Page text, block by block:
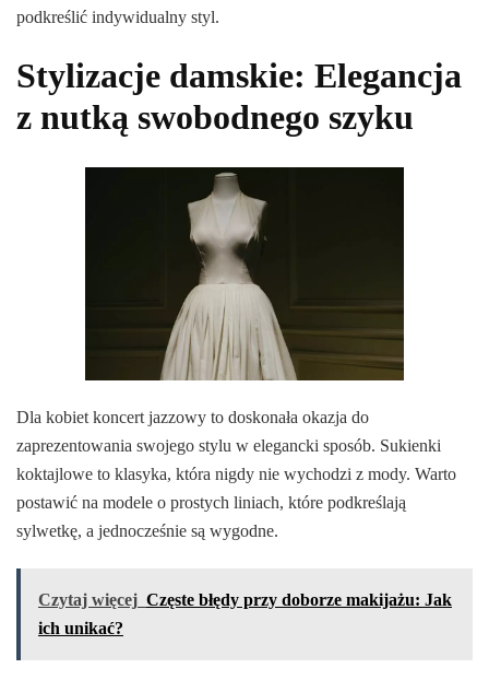
podkreślić indywidualny styl.
Stylizacje damskie: Elegancja
z nutką swobodnego szyku
Dla kobiet koncert jazzowy to doskonała okazja do
zaprezentowania swojego stylu w elegancki sposób. Sukienki
koktajlowe to klasyka, która nigdy nie wychodzi z mody. Warto
postawić na modele o prostych liniach, które podkreślają
sylwetkę, a jednocześnie są wygodne.
Czytaj więcej Częste błędy przy doborze makijażu: Jak
ich unikać?